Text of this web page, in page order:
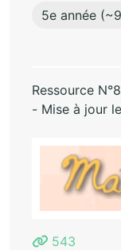
5e année
Ressource
- Mise à jour
543